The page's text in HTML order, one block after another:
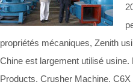
propriétés mécaniques, Zenith
Chine est largement utilisé
Products. Crusher Machine.